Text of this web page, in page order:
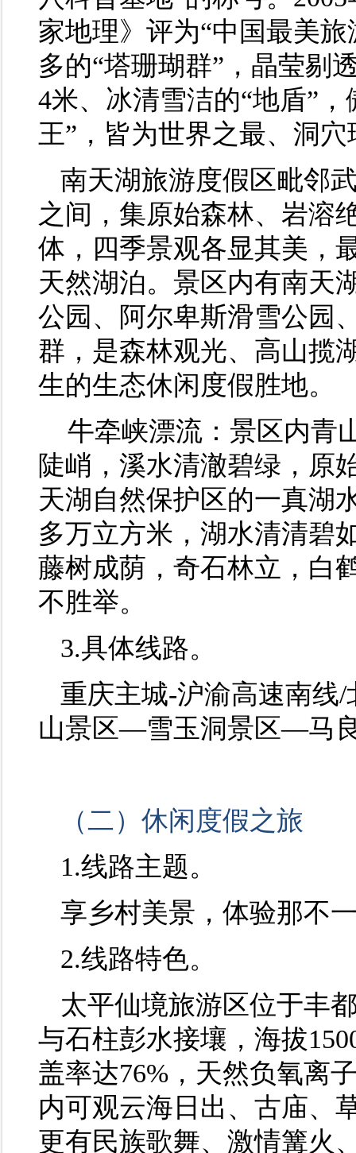
家地理》评为“中国最美
多的“塔珊瑚群”，晶莹剔
4米、冰清雪洁的“地盾”
王”，皆为世界之最、洞穴
南天湖旅游度假区毗邻
之间，集原始森林、岩溶
体，四季景观各显其美，
天然湖泊。景区内有南天
公园、阿尔卑斯滑雪公园
群，是森林观光、高山揽
生的生态休闲度假胜地。
牛牵峡漂流：景区内青
陡峭，溪水清澈碧绿，原
天湖自然保护区的一真湖
多万立方米，湖水清清碧
藤树成荫，奇石林立，白
不胜举。
3.具体线路。
重庆主城-沪渝高速南线/
山景区—雪玉洞景区—马
（二）休闲度假之旅
1.线路主题。
享乡村美景，体验那不
2.线路特色。
太平仙境旅游区位于丰
与石柱彭水接壤，海拔
盖率达76%，天然负氧离
内可观云海日出、古庙、
更有民族歌舞、激情篝火